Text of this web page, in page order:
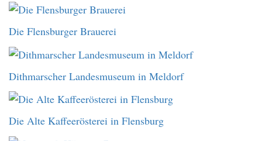
Die Flensburger Brauerei
Dithmarscher Landesmuseum in Meldorf
Die Alte Kaffeerösterei in Flensburg